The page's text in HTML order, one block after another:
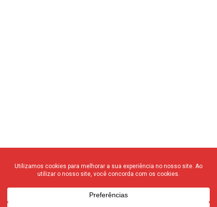
© 2020 F3 Notícias – Todos os direitos reservados